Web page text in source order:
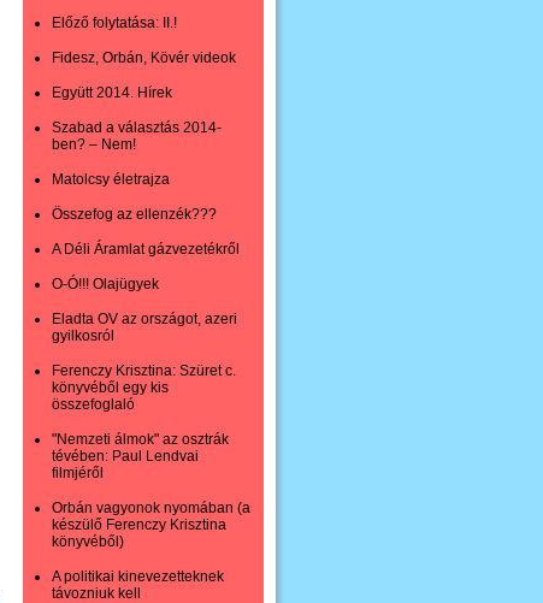
Előző folytatása: II.!
Fidesz, Orbán, Kövér videok
Együtt 2014. Hírek
Szabad a választás 2014-
ben? – Nem!
Matolcsy életrajza
Összefog az ellenzék???
A Déli Áramlat gázvezetékről
O-Ó!!! Olajügyek
Eladta OV az országot, azeri
gyilkosról
Ferenczy Krisztina: Szüret c.
könyvéből egy kis
összefoglaló
"Nemzeti álmok" az osztrák
tévében: Paul Lendvai
filmjéről
Orbán vagyonok nyomában (a
készülő Ferenczy Krisztina
könyvéből)
A politikai kinevezetteknek
távozniuk kell